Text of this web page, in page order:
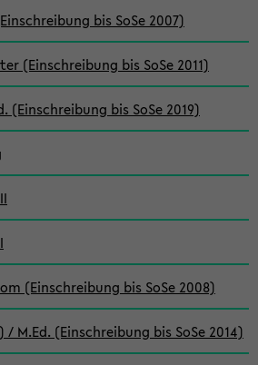
bis SoSe 2007)
(Einschreibung bis SoSe 2011)
(Einschreibung bis SoSe 2019)
(Einschreibung bis SoSe 2008)
M.Ed. (Einschreibung bis SoSe 2014)